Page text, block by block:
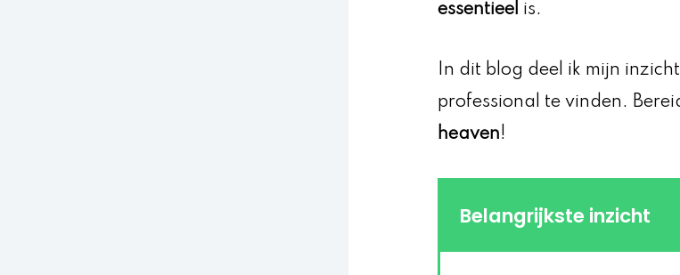
essentieel is.
In dit blog deel ik mijn
professional te vinden.
heaven!
Belangrijkste inzicht